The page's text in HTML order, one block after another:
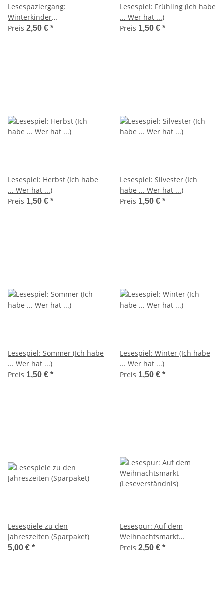
Lesespaziergang:
Winterkinder
(Leseverständnis)
Preis 2,50 € *
Lesespiel: Frühling (Ich habe
... Wer hat ...)
Preis 1,50 € *
Lesespiel: Herbst (Ich habe
... Wer hat ...)
Preis 1,50 € *
Lesespiel: Silvester (Ich
habe ... Wer hat ...)
Preis 1,50 € *
Lesespiel: Sommer (Ich habe
... Wer hat ...)
Preis 1,50 € *
Lesespiel: Winter (Ich habe
... Wer hat ...)
Preis 1,50 € *
Lesespiele zu den
Jahreszeiten (Sparpaket)
5,00 € *
Lesespur: Auf dem
Weihnachtsmarkt
(Leseverständnis)
Preis 2,50 € *